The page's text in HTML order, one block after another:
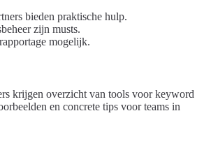
bieden praktische hulp.
zijn musts.
mogelijk.
krijgen overzicht van tools voor keyword
en concrete tips voor teams in